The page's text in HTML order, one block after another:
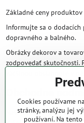
Základné ceny produktov
Informujte sa o dodacích
dopravného a balného.
Obrázky dekorov a
zodpovedať skutočnosti.
Obchodné
Naše obchodné
Cookies používame
stránky, analýzu jej
používaní. Na